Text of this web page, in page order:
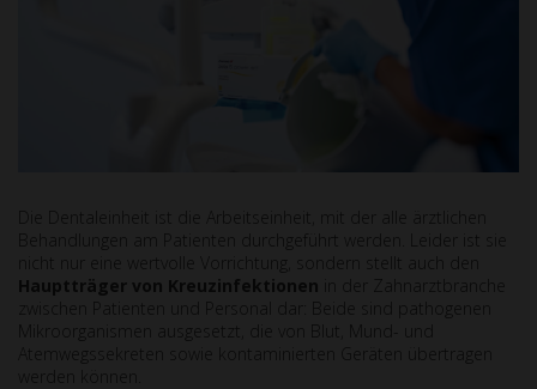
Die Dentaleinheit ist die Arbeitseinheit, mit der alle ärztlichen
Behandlungen am Patienten durchgeführt werden. Leider ist sie
nicht nur eine wertvolle Vorrichtung, sondern stellt auch den
Hauptträger von Kreuzinfektionen in der Zahnarztbranche
zwischen Patienten und Personal dar: Beide sind pathogenen
Mikroorganismen ausgesetzt, die von Blut, Mund- und
Atemwegssekreten sowie kontaminierten Geräten übertragen
werden können.